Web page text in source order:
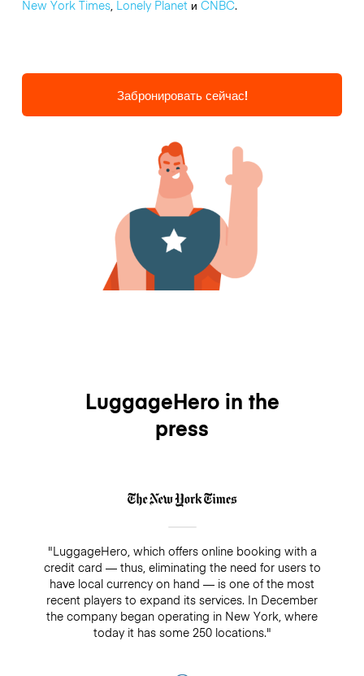
New York Times, Lonely Planetи CNBC.
Забронировать сейчас!
LuggageHero in the
press
"LuggageHero, which offers online booking with a
credit card — thus, eliminating the need for users to
have local currency on hand — is one of the most
recent players to expand its services. In December
the company began operating in New York, where
today it has some 250 locations."